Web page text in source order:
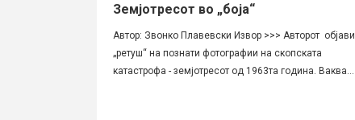
Земјотресот во „боја“
Автор: Звонко Плавевски Извор >>> Авторот објави
„ретуш“ на познати фотографии на скопската
катастрофа - земјотресот од 1963та година. Ваква...